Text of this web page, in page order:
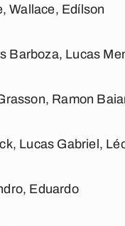
Wallace, Edílson
Barboza, Lucas
Ramon
Lucas Gabriel,
Eduardo